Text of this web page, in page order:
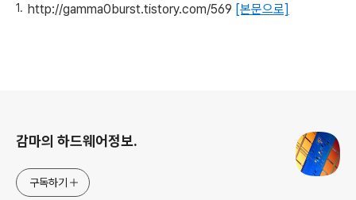
http://gamma0burst.tistory.com/569 [본문으로]
감마의 하드웨어정보.
구독하기